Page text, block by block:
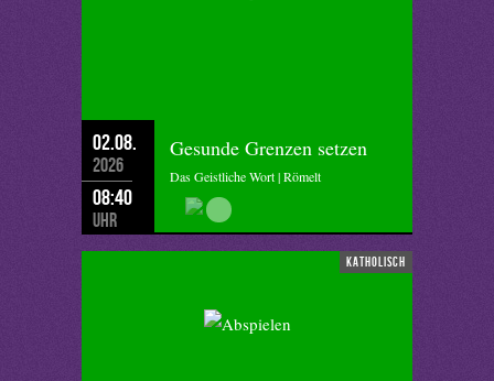
02.08.
2026
08:40
Uhr
Gesunde Grenzen setzen
Das Geistliche Wort | Römelt
katholisch